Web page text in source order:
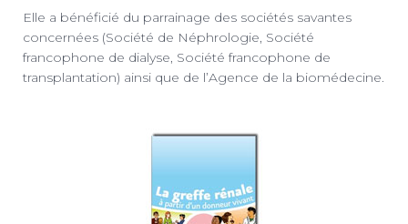
Elle a bénéficié du parrainage des sociétés savantes
concernées (Société de Néphrologie, Société
francophone de dialyse, Société francophone de
transplantation) ainsi que de l’Agence de la biomédecine.